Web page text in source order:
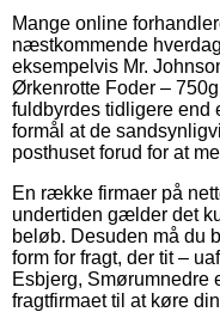
Mange online
næstkommende
eksempelvis Mr.
Ørkenrotte Foder –
fuldbyrdes tidligere end
formål at de
posthuset forud for at
En række firmaer på
undertiden gælder det
beløb. Desuden må du
form for fragt, der tit –
Esbjerg, Smørumnedre
fragtfirmaet til at køre